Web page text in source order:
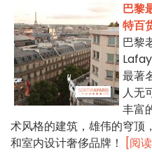
巴黎
特百
巴黎
最著
人无
丰富
术风格的建筑，雄伟的穹顶
和室内设计奢侈品牌！
[阅